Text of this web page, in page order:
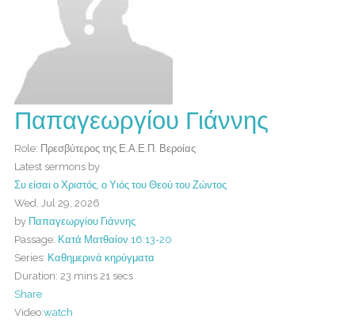
Παπαγεωργίου Γιάννης
Role: Πρεσβύτερος της Ε.Α.Ε.Π. Βεροίας
Latest sermons by
Συ είσαι ο Χριστός, ο Υιός του Θεού του Ζώντος
Wed, Jul 29, 2026
by Παπαγεωργίου Γιάννης
Passage: Κατά Ματθαίον 16:13-20
Series: Καθημερινά κηρύγματα
Duration: 23 mins 21 secs
Share
Video:watch